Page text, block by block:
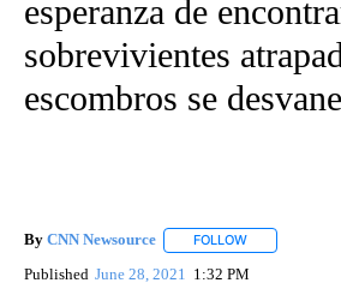
esperanza de
sobrevivientes
escombros se
By CNN Newsource FOLLOW
Published June 28, 2021 1:32 PM